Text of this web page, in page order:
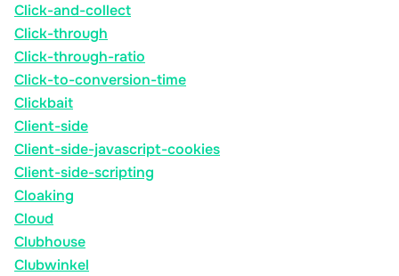
Click-and-collect
Click-through
Click-through-ratio
Click-to-conversion-time
Clickbait
Client-side
Client-side-javascript-cookies
Client-side-scripting
Cloaking
Cloud
Clubhouse
Clubwinkel